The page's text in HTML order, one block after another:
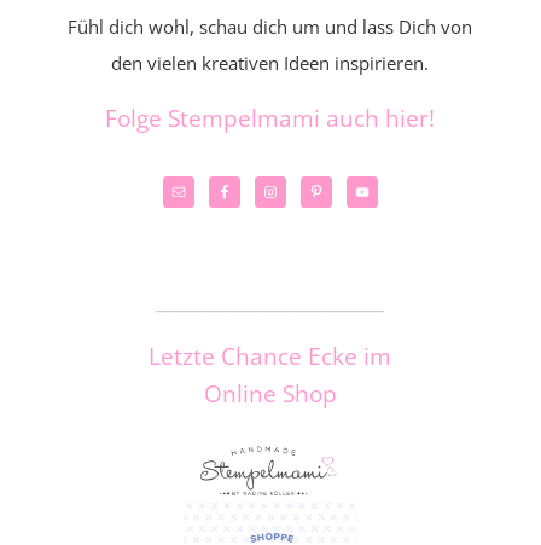
Fühl dich wohl, schau dich um und lass Dich von
den vielen kreativen Ideen inspirieren.
Folge Stempelmami auch hier!
Letzte Chance Ecke im
Online Shop